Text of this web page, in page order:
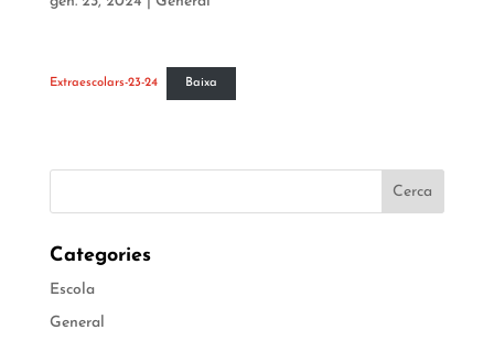
Extraescolars-23-24 Baixa
Categories
Escola
General